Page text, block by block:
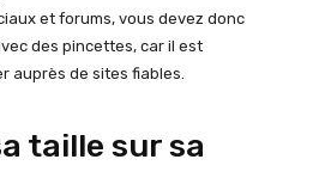
et forums, vous devez donc
des pincettes, car il est
auprès de sites fiables.
taille sur sa